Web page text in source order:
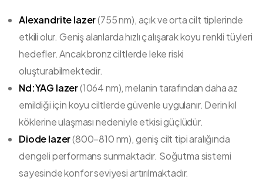
Alexandrite lazer(755 nm), açık ve orta cilt tiplerinde
etkili olur. Geniş alanlarda hızlı çalışarak koyu renkli tüyleri
hedefler. Ancak bronz ciltlerde leke riski
oluşturabilmektedir.
Nd:YAG lazer(1064 nm), melanin tarafından daha az
emildiği için koyu ciltlerde güvenle uygulanır. Derin kıl
köklerine ulaşması nedeniyle etkisi güçlüdür.
Diode lazer(800–810 nm), geniş cilt tipi aralığında
dengeli performans sunmaktadır. Soğutma sistemi
sayesinde konfor seviyesi artırılmaktadır.